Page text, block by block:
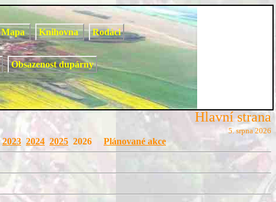
Mapa Knihovna Rodáci
Obsazenost dupárny
Hlavní strana
5. srpna 2026
2023 2024 2025 2026 Plánované akce